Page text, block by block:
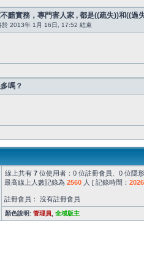
黯實務，專門害人家 , 都是((疏失))和((過
於 2013年 1月 16日, 17:52 結束
嗎？
線上共有 7 位使用者：0 位註冊會員、0 位隱
最高線上人數記錄為 2560 人 [ 記錄時間：
註冊會員： 沒有註冊會員
顏色說明: 管理員 全域版主